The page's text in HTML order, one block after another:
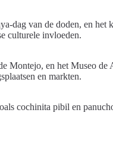
dag van de doden, en het
culturele invloeden.
Montejo, en het Museo de
en markten.
cochinita pibil en